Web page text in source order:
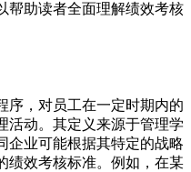
帮助读者全面理解绩效考核
序，对员工在一定时期内的
活动。其定义来源于管理学
企业可能根据其特定的战略
绩效考核标准。例如，在某